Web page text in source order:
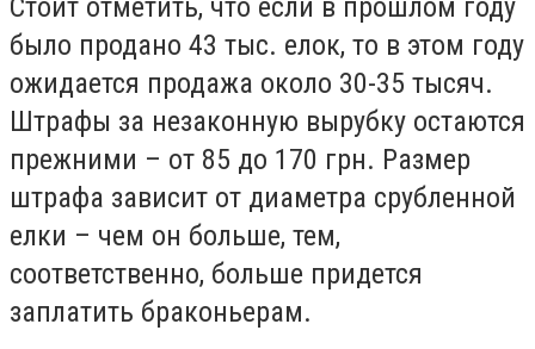
Стоит отметить, что если в прошлом году
было продано 43 тыс. елок, то в этом году
ожидается продажа около 30-35 тысяч.
Штрафы за незаконную вырубку остаются
прежними – от 85 до 170 грн. Размер
штрафа зависит от диаметра срубленной
елки – чем он больше, тем,
соответственно, больше придется
заплатить браконьерам.